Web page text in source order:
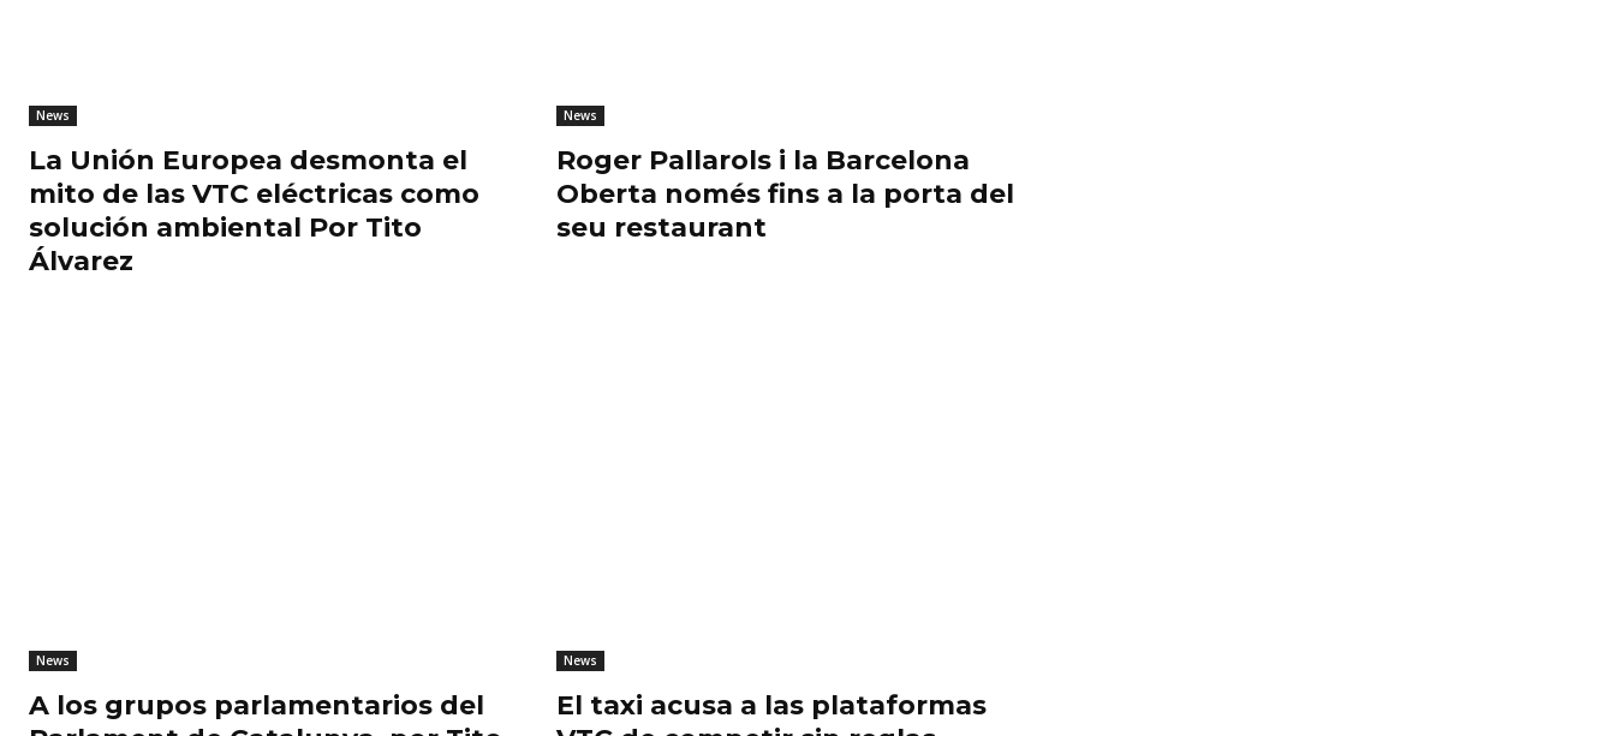
News
La Unión Europea desmonta el
mito de las VTC eléctricas como
solución ambiental Por Tito
Álvarez
News
Roger Pallarols i la Barcelona
Oberta només fins a la porta del
seu restaurant
News
A los grupos parlamentarios del
News
El taxi acusa a las plataformas